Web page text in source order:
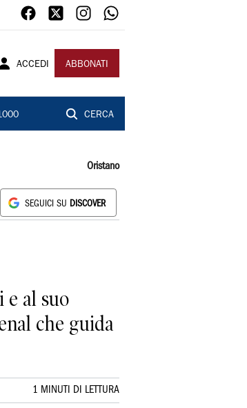
ACCEDI ABBONATI
CERCA
Oristano
SEGUICI SU DISCOVER
e al suo
che guida
1 MINUTI DI LETTURA